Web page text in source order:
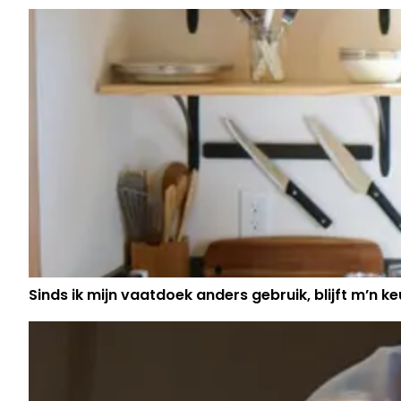
ALLE CORONAMAATREGELEN,
TE PLETTER"
Sinds ik mijn vaatdoek anders gebruik, blijft m’n